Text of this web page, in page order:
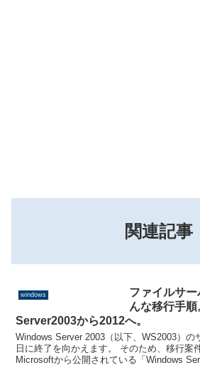
関連記事
windows
ファイルサ
んな移行手
Server2003から2012へ。
Windows Server 2003（以下、WS2003）の
日に終了を向かえます。 そのため、移行案
Microsoftから公開されている「Windows